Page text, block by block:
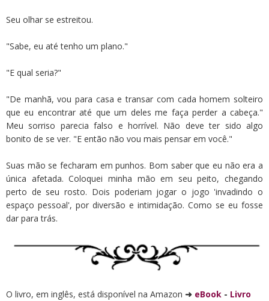
Seu olhar se estreitou.
"Sabe, eu até tenho um plano."
"E qual seria?"
"De manhã, vou para casa e transar com cada homem solteiro
que eu encontrar até que um deles me faça perder a cabeça."
Meu sorriso parecia falso e horrível. Não deve ter sido algo
bonito de se ver. "E então não vou mais pensar em você."
Suas mão se fecharam em punhos. Bom saber que eu não era a
única afetada. Coloquei minha mão em seu peito, chegando
perto de seu rosto. Dois poderiam jogar o jogo 'invadindo o
espaço pessoal', por diversão e intimidação. Como se eu fosse
dar para trás.
O livro, em inglês, está disponível na Amazon ➜ eBook - Livro